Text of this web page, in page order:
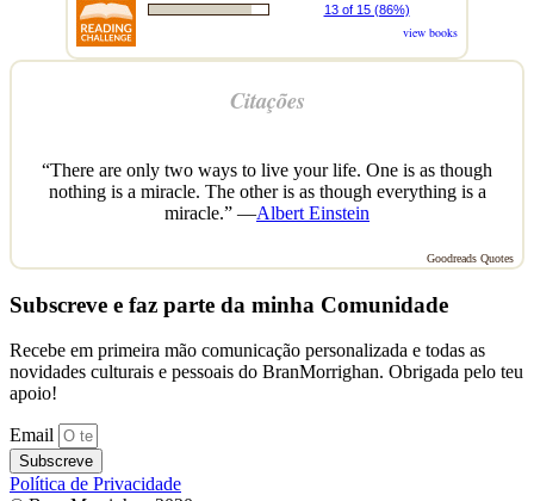
13 of 15 (86%)
view books
Citações
“There are only two ways to live your life. One is as though
nothing is a miracle. The other is as though everything is a
miracle.” —Albert Einstein
Goodreads Quotes
Subscreve e faz parte da minha Comunidade
Recebe em primeira mão comunicação personalizada e todas as
novidades culturais e pessoais do BranMorrighan. Obrigada pelo teu
apoio!
Email
Subscreve
Política de Privacidade